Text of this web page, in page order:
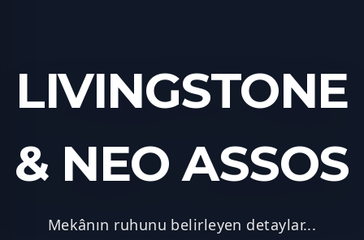
LIVINGSTONE
& NEO ASSOS
Mekânın ruhunu belirleyen detaylar...